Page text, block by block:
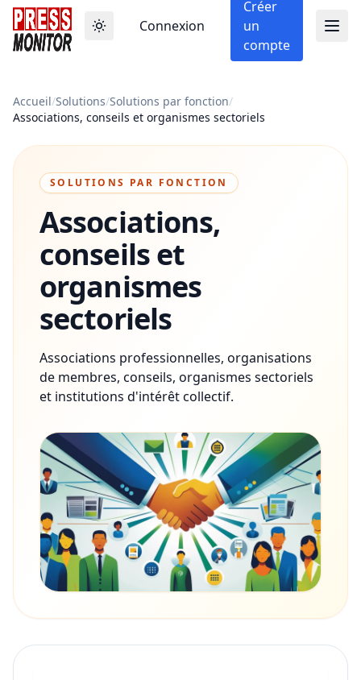
Connexion
Créer
un
compte
Accueil/Solutions/Solutions par fonction/
Associations, conseils et organismes sectoriels
SOLUTIONS PAR FONCTION
Associations,
conseils et
organismes
sectoriels
Associations professionnelles, organisations
de membres, conseils, organismes sectoriels
et institutions d'intérêt collectif.